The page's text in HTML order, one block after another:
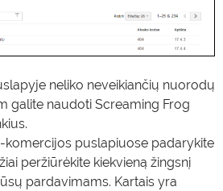
neliko neveikiančių nuorodų
galite naudoti Screaming Frog
komercijos puslapiuose padarykite
peržiūrėkite kiekvieną žingsnį
pardavimams. Kartais yra